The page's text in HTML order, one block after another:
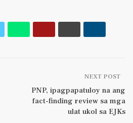
NEXT POST
PNP, ipagpapatuloy na ang
fact-finding review sa mga
ulat ukol sa EJKs